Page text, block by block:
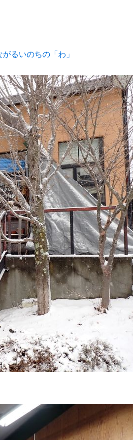
るいのちの「わ」